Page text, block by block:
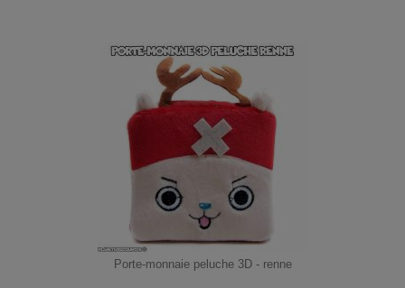
Porte-monnaie peluche 3D - renne